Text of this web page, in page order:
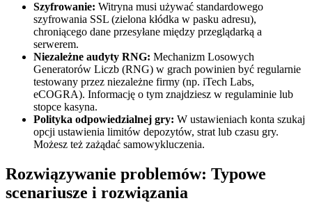
Szyfrowanie: Witryna musi używać standardowego
szyfrowania SSL (zielona kłódka w pasku adresu),
chroniącego dane przesyłane między przeglądarką a
serwerem.
Niezależne audyty RNG: Mechanizm Losowych
Generatorów Liczb (RNG) w grach powinien być regularnie
testowany przez niezależne firmy (np. iTech Labs,
eCOGRA). Informację o tym znajdziesz w regulaminie lub
stopce kasyna.
Polityka odpowiedzialnej gry: W ustawieniach konta szukaj
opcji ustawienia limitów depozytów, strat lub czasu gry.
Możesz też zażądać samowykluczenia.
Rozwiązywanie problemów: Typowe
scenariusze i rozwiązania